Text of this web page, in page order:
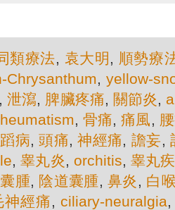
類療法, 袁大明 , 順勢療
Chrysanthum,yellow-
,泄瀉, 脾臟疼痛, 關節炎,
,骨痛,痛風,
病,頭痛,神經痛, 譫妄,
,睾丸炎, orchitis,睾丸
腫, 陰道囊腫,鼻炎 , 白
神經痛, ciliary-neuralgia